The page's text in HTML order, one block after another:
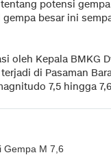
potensi
besar ini
oleh Kepala BMKG
di Pasaman
7,5 hingga
Gempa M 7,6